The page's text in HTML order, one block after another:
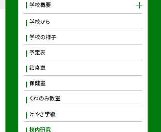
学校概要
学校から
学校の様子
予定表
給食室
保健室
くわのみ教室
けやき学級
校内研究